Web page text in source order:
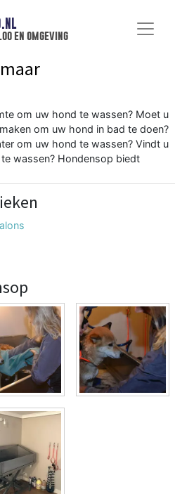
en omgeving
om uw hond te wassen? Moet u
om uw hond in bad te doen?
om uw hond te wassen? Vindt u
wassen? Hondensop biedt